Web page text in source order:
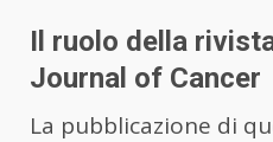
Il ruolo della
Journal of Cancer
La pubblicazione di